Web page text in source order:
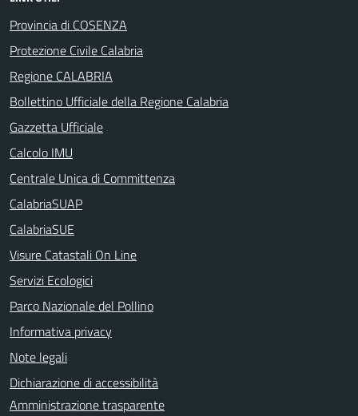
Provincia di COSENZA
Protezione Civile Calabria
Regione CALABRIA
Bollettino Ufficiale della Regione Calabria
Gazzetta Ufficiale
Calcolo IMU
Centrale Unica di Committenza
CalabriaSUAP
CalabriaSUE
Visure Catastali On Line
Servizi Ecologici
Parco Nazionale del Pollino
Informativa privacy
Note legali
Dichiarazione di accessibilità
Amministrazione trasparente